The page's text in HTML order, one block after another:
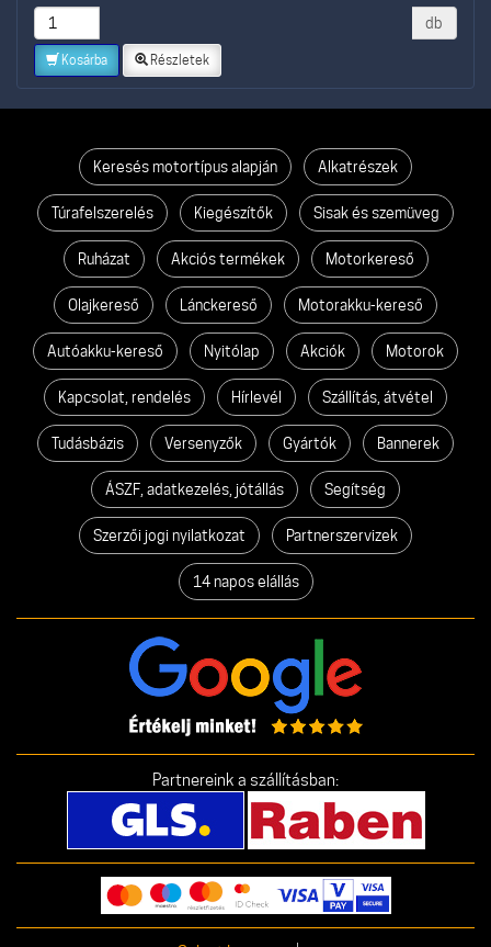
db
Kosárba Részletek
Keresés motortípus alapján Alkatrészek
Túrafelszerelés Kiegészítők Sisak és szemüveg
Ruházat Akciós termékek Motorkereső
Olajkereső Lánckereső Motorakku-kereső
Autóakku-kereső Nyitólap Akciók Motorok
Kapcsolat, rendelés Hírlevél Szállítás, átvétel
Tudásbázis Versenyzők Gyártók Bannerek
ÁSZF, adatkezelés, jótállás Segítség
Szerzői jogi nyilatkozat Partnerszervizek
14 napos elállás
Partnereink a szállításban: